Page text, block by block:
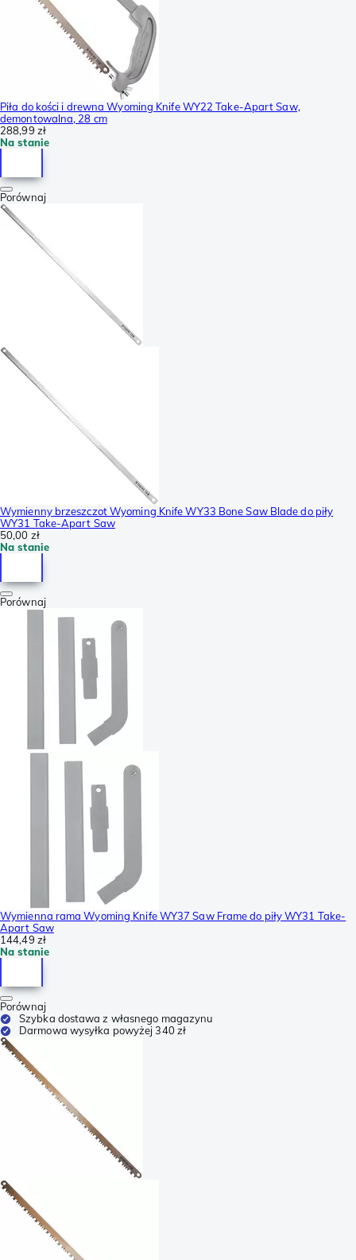
Piła do kości i drewna Wyoming Knife WY22 Take-Apart Saw,
demontowalna, 28 cm
288,99 zł
Na stanie
Porównaj
Wymienny brzeszczot Wyoming Knife WY33 Bone Saw Blade do piły
WY31 Take-Apart Saw
50,00 zł
Na stanie
Porównaj
Wymienna rama Wyoming Knife WY37 Saw Frame do piły WY31 Take-
Apart Saw
144,49 zł
Na stanie
Porównaj
Szybka dostawa z własnego magazynu
Darmowa wysyłka powyżej 340 zł